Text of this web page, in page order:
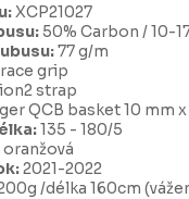
XCP21027
50% Carbon / 10-
77 g/m
grip
strap
QCB basket 10 mm
135 - 180/5
oranžová
2021-2022
/délka 160cm